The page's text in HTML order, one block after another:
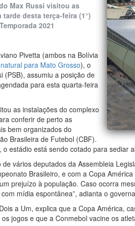
Max Russi visitou as
desta terça-feira (1°)
2021
Pivetta (ambos na Bolívia
para Mato Grosso), o
(PSB), assumiu a posição de
para esta quarta-feira
as instalações do complexo
conferir de perto as
bem organizados do
Brasileira de Futebol (CBF).
estádio está sendo cotado para
vários deputados da Assembleia
Brasileiro, e com a Copa
prejuízo à população. Caso ocorra
mídia espontânea”, adianta o
a Um, explica que a Copa América,
jogos e que a Conmebol vacine os